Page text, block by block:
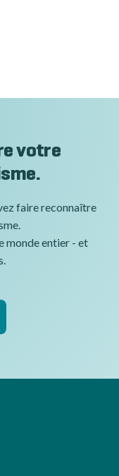
votre
faire reconnaître
monde entier - et